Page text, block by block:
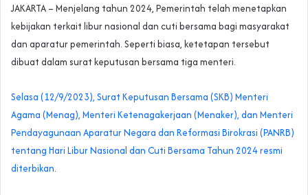
JAKARTA – Menjelang tahun 2024, Pemerintah telah menetapkan
kebijakan terkait libur nasional dan cuti bersama bagi masyarakat
dan aparatur pemerintah. Seperti biasa, ketetapan tersebut
dibuat dalam surat keputusan bersama tiga menteri.
Selasa (12/9/2023), Surat Keputusan Bersama (SKB) Menteri
Agama (Menag), Menteri Ketenagakerjaan (Menaker), dan Menteri
Pendayagunaan Aparatur Negara dan Reformasi Birokrasi (PANRB)
tentang Hari Libur Nasional dan Cuti Bersama Tahun 2024 resmi
diterbikan.